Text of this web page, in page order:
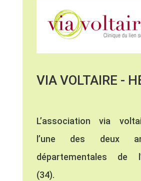
VIA VOLTAIRE -
L’association via
l’une des deux
départementales de
(34).